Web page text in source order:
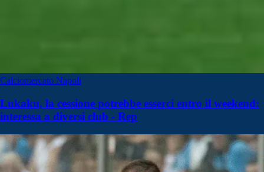
Calciomercato Napoli
Lukaku, la cessione potrebbe esserci entro il weekend:
interessa a diversi club - Rep